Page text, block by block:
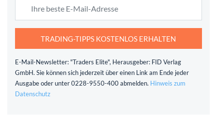
TRADING-TIPPS KOSTENLOS ERHALTEN
E-Mail-Newsletter: "Traders Elite", Herausgeber: FID Verlag
GmbH. Sie können sich jederzeit über einen Link am Ende jeder
Ausgabe oder unter 0228-9550-400 abmelden. Hinweis zum
Datenschutz